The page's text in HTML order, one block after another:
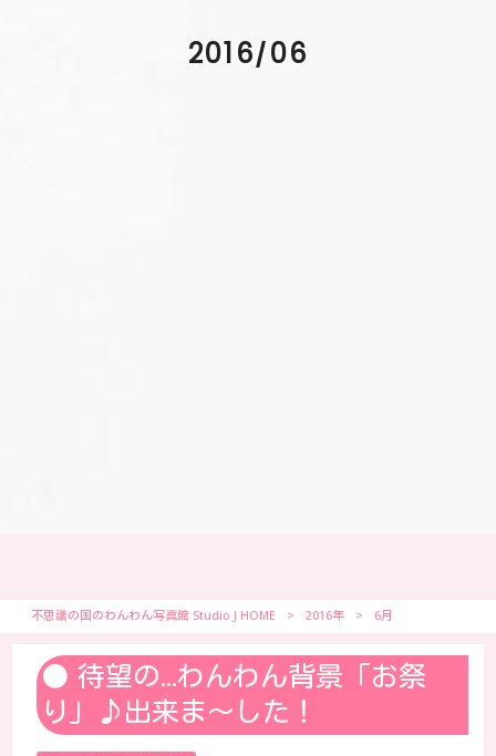
2016/06
不思議の国のわんわん写真館 Studio J HOME > 2016年 > 6月
待望の…わんわん背景「お祭
り」♪出来ま～した！